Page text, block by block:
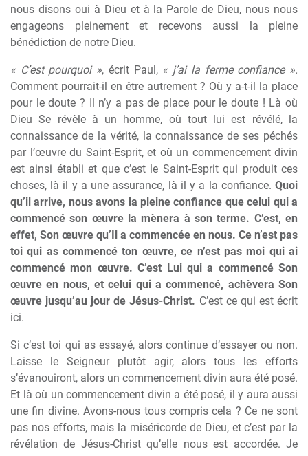
nous disons oui à Dieu et à la Parole de Dieu, nous nous
engageons pleinement et recevons aussi la pleine
bénédiction de notre Dieu.
« C’est pourquoi », écrit Paul, « j’ai la ferme confiance ».
Comment pourrait-il en être autrement ? Où y a-t-il la place
pour le doute ? Il n’y a pas de place pour le doute ! Là où
Dieu Se révèle à un homme, où tout lui est révélé, la
connaissance de la vérité, la connaissance de ses péchés
par l’œuvre du Saint-Esprit, et où un commencement divin
est ainsi établi et que c’est le Saint-Esprit qui produit ces
choses, là il y a une assurance, là il y a la confiance. Quoi
qu’il arrive, nous avons la pleine confiance que celui qui a
commencé son œuvre la mènera à son terme. C’est, en
effet, Son œuvre qu’Il a commencée en nous. Ce n’est pas
toi qui as commencé ton œuvre, ce n’est pas moi qui ai
commencé mon œuvre. C’est Lui qui a commencé Son
œuvre en nous, et celui qui a commencé, achèvera Son
œuvre jusqu’au jour de Jésus-Christ. C’est ce qui est écrit
ici.
Si c’est toi qui as essayé, alors continue d’essayer ou non.
Laisse le Seigneur plutôt agir, alors tous les efforts
s’évanouiront, alors un commencement divin aura été posé.
Et là où un commencement divin a été posé, il y aura aussi
une fin divine. Avons-nous tous compris cela ? Ce ne sont
pas nos efforts, mais la miséricorde de Dieu, et c’est par la
révélation de Jésus-Christ qu’elle nous est accordée. Je